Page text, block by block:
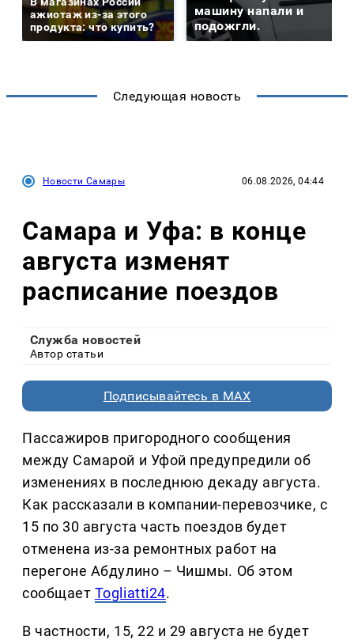
ажиотаж из-за этого
продукта: что купить?
машину напали и
подожгли.
Следующая новость
Новости Самары 06.08.2026, 04:44
Самара и Уфа: в конце
августа изменят
расписание поездов
Служба новостей
Автор статьи
Подписывайтесь в MAX
Пассажиров пригородного сообщения
между Самарой и Уфой предупредили об
изменениях в последнюю декаду августа.
Как рассказали в компании-перевозчике, с
15 по 30 августа часть поездов будет
отменена из-за ремонтных работ на
перегоне Абдулино – Чишмы. Об этом
сообщает Togliatti24.
В частности, 15, 22 и 29 августа не будет